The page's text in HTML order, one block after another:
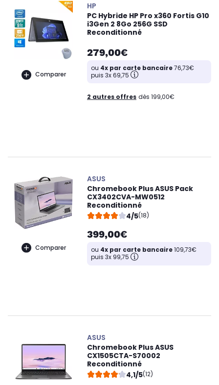
Comparer
HP
PC Hybride HP Pro x360 Fortis G10
i3Gen 2 8Go 256G SSD
Reconditionné
279,00€
ou 4x par carte bancaire76,73€
puis 3x 69,75
2 autres offres dès 199,00€
Comparer
ASUS
Chromebook Plus ASUS Pack
CX3402CVA-MW0512
Reconditionné
4/5(18)
399,00€
ou 4x par carte bancaire109,73€
puis 3x 99,75
ASUS
Chromebook Plus ASUS
CX1505CTA-S70002
Reconditionné
4,1/5(12)